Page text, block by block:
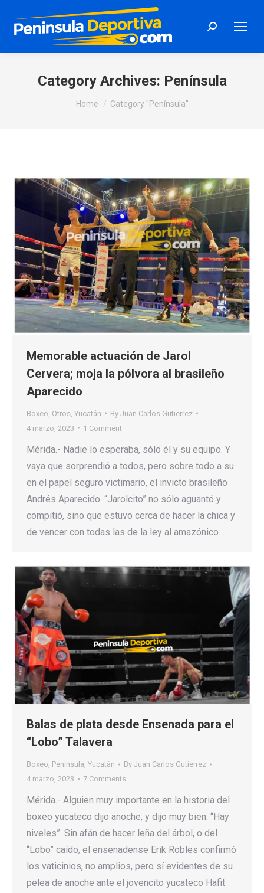
Search:
Category Archives: Península
You are here:
Home Category "Península"
Memorable actuación de Jarol
Cervera; moja la pólvora al brasileño
Aparecido
Boxeo Otros Yucatán By Juan Carlos Gutierrez
4 marzo, 2023
1 Comment
Mérida.- Nadie lo esperaba, sólo él y su equipo. Y
vaya que sorprendió a todos, pero sobre todo a su
en el papel seguro victimario, el invicto brasileño
Andrés Aparecido. “Jarolcito” no sólo aguantó y
compitió, sino que estuvo cerca de hacer la chica y
de vencer con todas las de la ley al amazónico…
Balas de plata desde Ensenada para el
“Lobo” Talavera
Boxeo, Península, Yucatán By Juan Carlos Gutierrez
4 marzo, 2023
7 Comments
Mérida.- Alguien muy importante en la historia del
boxeo yucateco dijo anoche, y dijo muy bien: “Hay
niveles”. Sin afán de hacer leña del árbol, o del
“Lobo” caído, el ensenadense Erik Robles confirmó
los vaticinios, no amplios, pero sí evidentes de su
pelea de anoche ante el jovencito yucateco Hafit